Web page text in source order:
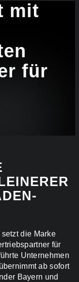
mit
für
setzt die Marke
für
Unternehmen
ab sofort
Bayern und